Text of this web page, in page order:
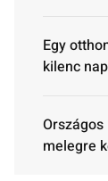
Egy
kilenc
melegre